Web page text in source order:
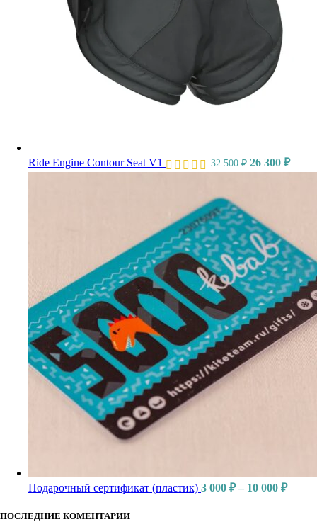
Ride Engine Contour Seat V1 32 500₽ 26 300 ₽
Подарочный сертификат (пластик) 3 000 ₽ – 10 000 ₽
ПОСЛЕДНИЕ КОМЕНТАРИИ